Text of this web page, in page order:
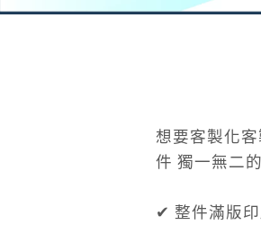
想要客製化
件 獨一無二
✔ 整件滿版